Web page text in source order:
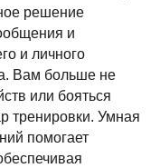
решение
и
и личного
Вам больше не
или бояться
тренировки. Умная
помогает